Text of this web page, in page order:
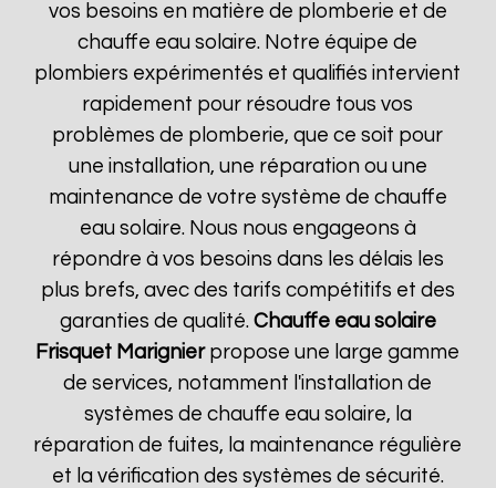
vos besoins en matière de plomberie et de
chauffe eau solaire. Notre équipe de
plombiers expérimentés et qualifiés intervient
rapidement pour résoudre tous vos
problèmes de plomberie, que ce soit pour
une installation, une réparation ou une
maintenance de votre système de chauffe
eau solaire. Nous nous engageons à
répondre à vos besoins dans les délais les
plus brefs, avec des tarifs compétitifs et des
garanties de qualité. Chauffe eau solaire
Frisquet Marignierpropose une large gamme
de services, notamment l'installation de
systèmes de chauffe eau solaire, la
réparation de fuites, la maintenance régulière
et la vérification des systèmes de sécurité.